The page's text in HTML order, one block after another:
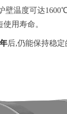
壁温度可达
用寿命。
后,仍能保持稳